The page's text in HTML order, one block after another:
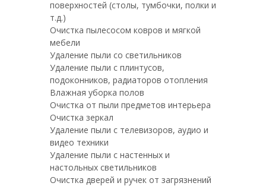
поверхностей (столы, тумбочки, полки и
т.д.)
Очистка пылесосом ковров и мягкой
мебели
Удаление пыли со светильников
Удаление пыли с плинтусов,
подоконников, радиаторов отопления
Влажная уборка полов
Очистка от пыли предметов интерьера
Очистка зеркал
Удаление пыли с телевизоров, аудио и
видео техники
Удаление пыли с настенных и
настольных светильников
Очистка дверей и ручек от загрязнений